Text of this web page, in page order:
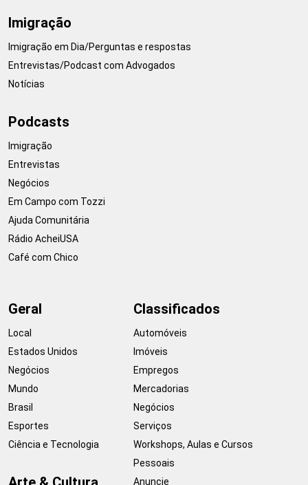
Imigração
Imigração em Dia/Perguntas e respostas
Entrevistas/Podcast com Advogados
Notícias
Podcasts
Imigração
Entrevistas
Negócios
Em Campo com Tozzi
Ajuda Comunitária
Rádio AcheiUSA
Café com Chico
Geral
Local
Estados Unidos
Negócios
Mundo
Brasil
Esportes
Ciência e Tecnologia
Classificados
Automóveis
Imóveis
Empregos
Mercadorias
Negócios
Serviços
Workshops, Aulas e Cursos
Pessoais
Anuncie